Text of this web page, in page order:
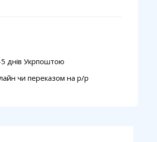
днів Укрпоштою
чи переказом на p/p